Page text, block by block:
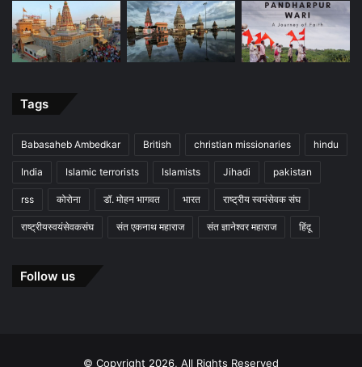
Tags
Babasaheb Ambedkar British christian missionaries hindu
India Islamic terrorists Islamists Jihadi pakistan
rss कोरोना डॉ. मोहन भागवत भारत राष्ट्रीय स्वयंसेवक संघ
राष्ट्रीयस्वयंसेवकसंघ संत एकनाथ महाराज संत ज्ञानेश्वर महाराज हिंदू
Follow us
© Copyright 2026, All Rights Reserved